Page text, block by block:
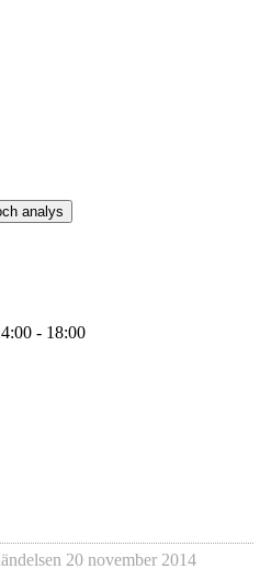
analys
- 18:00
20 november 2014